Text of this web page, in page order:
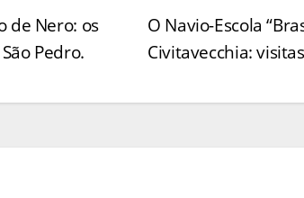
h
at
s
A
k
e
dI
ss
n
itt
er
h
ar
e
O Navio-Escola
Civitavecchia:
de Nero: os
Pedro.